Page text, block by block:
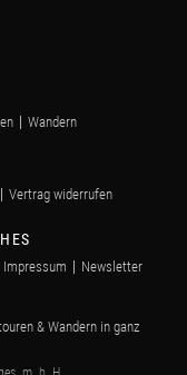
Wandern
Vertrag widerrufen
Impressum Newsletter
& Wandern in ganz